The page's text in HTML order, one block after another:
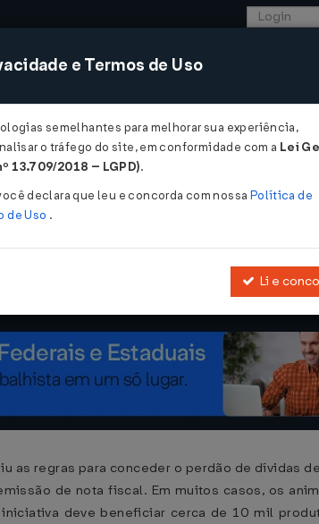
SISTEMAS COMÉRCIO
de dívidas de ICMS para mais de 10 mil
perdão de dívidas de ICMS
as regras para conceder o perdão de dívidas
de nota fiscal. Em muitos casos, os
deve beneficiar cerca de 10 mil
e Termos de Uso
semelhantes para melhorar sua experiência,
o tráfego do site, em conformidade com a Lei
13.709/2018 – LGPD).
declara que leu e concorda com nossa Política de
de Uso .
Li e